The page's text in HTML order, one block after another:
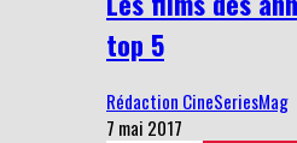
top 5
Rédaction CineSeriesMag
7 mai 2017